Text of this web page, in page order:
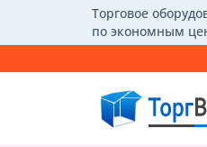
Торговое
по экономным